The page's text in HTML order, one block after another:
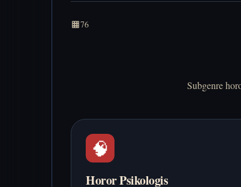
76
Subgenre
🧠
Horor Psikologis